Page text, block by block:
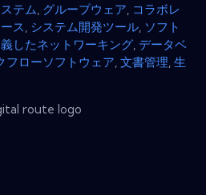
テム グループウェア コラボレ
ス システム開発ツール ソフト
したネットワーキング データベ
フローソフトウェア 文書管理 生